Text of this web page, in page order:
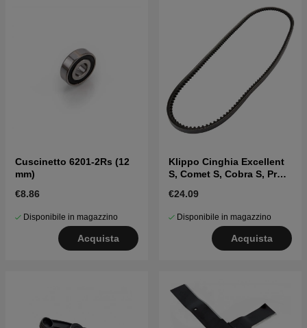
Cuscinetto 6201-2Rs (12
mm)
€8.86
Disponibile in magazzino
Acquista
Klippo Cinghia Excellent
S, Comet S, Cobra S, Pro
€24.09
Disponibile in magazzino
Acquista